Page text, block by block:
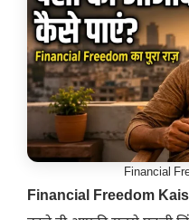
Financial
Financial Freedom